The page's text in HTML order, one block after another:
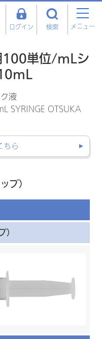
ログイン 検索 メニュー
100単位/mLシ
液
SYRINGE OTSUKA
ちら
プ）